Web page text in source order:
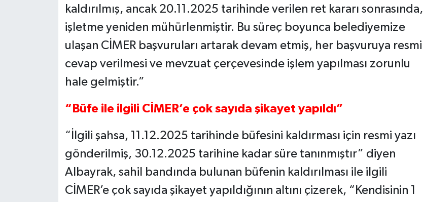
kaldırılmış, ancak 20.11.2025 tarihinde verilen ret kararı sonrasında,
işletme yeniden mühürlenmiştir. Bu süreç boyunca belediyemize
ulaşan CİMER başvuruları artarak devam etmiş, her başvuruya resmi
cevap verilmesi ve mevzuat çerçevesinde işlem yapılması zorunlu
hale gelmiştir.”
“Büfe ile ilgili CİMER’e çok sayıda şikayet yapıldı”
“İlgili şahsa, 11.12.2025 tarihinde büfesini kaldırması için resmi yazı
gönderilmiş, 30.12.2025 tarihine kadar süre tanınmıştır” diyen
Albayrak, sahil bandında bulunan büfenin kaldırılması ile ilgili
CİMER’e çok sayıda şikayet yapıldığının altını çizerek, “Kendisinin 1